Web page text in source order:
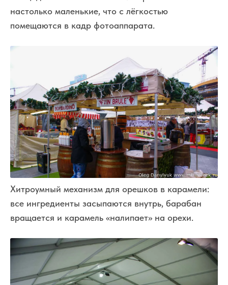
настолько маленькие, что с лёгкостью
помещаются в кадр фотоаппарата.
Хитроумный механизм для орешков в карамели:
все ингредиенты засыпаются внутрь, барабан
вращается и карамель «налипает» на орехи.